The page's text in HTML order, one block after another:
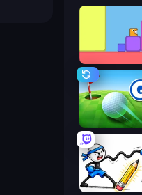
Mini Golf Club
Doodle Smash